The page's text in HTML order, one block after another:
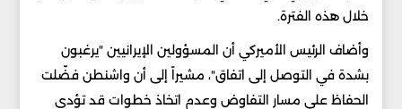
خلال هذه الفترة.
وأضاف الرئيس الأميركي أن المسؤولين الإيرانيين "يرغبون
بشدة في التوصل إلى اتفاق"، مشيراً إلى أن واشنطن فضّلت
الحفاظ على مسار التفاوض وعدم اتخاذ خطوات قد تؤدي